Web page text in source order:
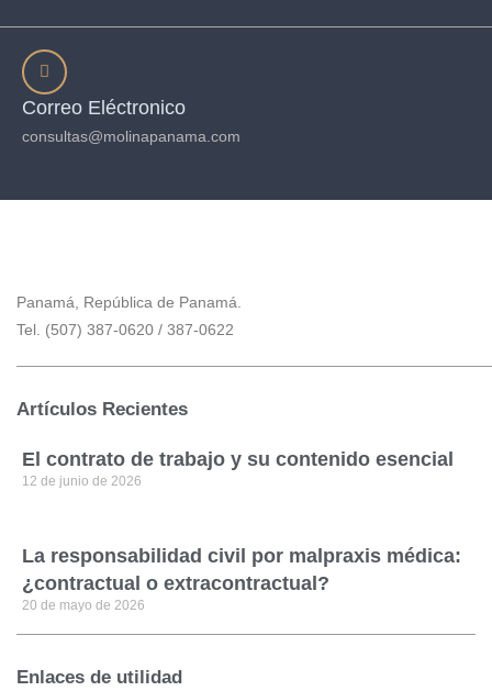
Correo Eléctronico
consultas@molinapanama.com
Panamá, República de Panamá.
Tel. (507) 387-0620 / 387-0622
Artículos Recientes
El contrato de trabajo y su contenido esencial
12 de junio de 2026
La responsabilidad civil por malpraxis médica:
¿contractual o extracontractual?
20 de mayo de 2026
Enlaces de utilidad